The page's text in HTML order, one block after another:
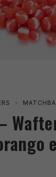
›
e